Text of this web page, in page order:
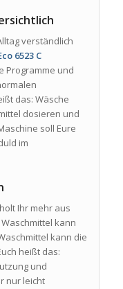
verständlich
6523 C
Programme und
das: Wäsche
dosieren und
soll Eure
im
Ihr mehr aus
kann
kann die
heißt das:
und
nur leicht